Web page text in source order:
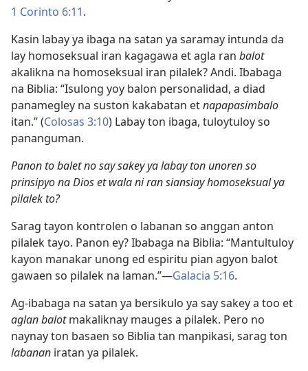
1 Corinto 6:​11.
Kasin labay ya ibaga na satan ya saramay intunda da
lay homoseksual iran kagagawa et agla ran balot
akalikna na homoseksual iran pilalek? Andi. Ibabaga
na Biblia: “Isulong yoy balon personalidad, a diad
panamegley na suston kakabatan etnapapasimbalo
itan.” (Colosas 3:10) Labay ton ibaga, tuloytuloy so
pananguman.
Panon to balet no say sakey ya labay ton unoren so
prinsipyo na Dios et wala ni ran siansiay homoseksual ya
pilalek to?
Sarag tayon kontrolen o labanan so anggan anton
pilalek tayo. Panon ey? Ibabaga na Biblia: “Mantultuloy
kayon manakar unong ed espiritu pian agyon balot
gawaen so pilalek na laman.”​—Galacia 5:16.
Ag-ibabaga na satan ya bersikulo ya say sakey a too et
aglan balotmakaliknay mauges a pilalek. Pero no
naynay ton basaen so Biblia tan manpikasi, sarag ton
labanan iratan ya pilalek.